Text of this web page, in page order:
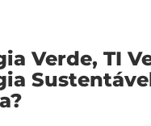
Verde, TI